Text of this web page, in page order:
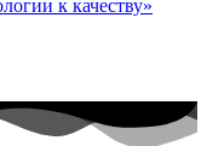
к качеству»